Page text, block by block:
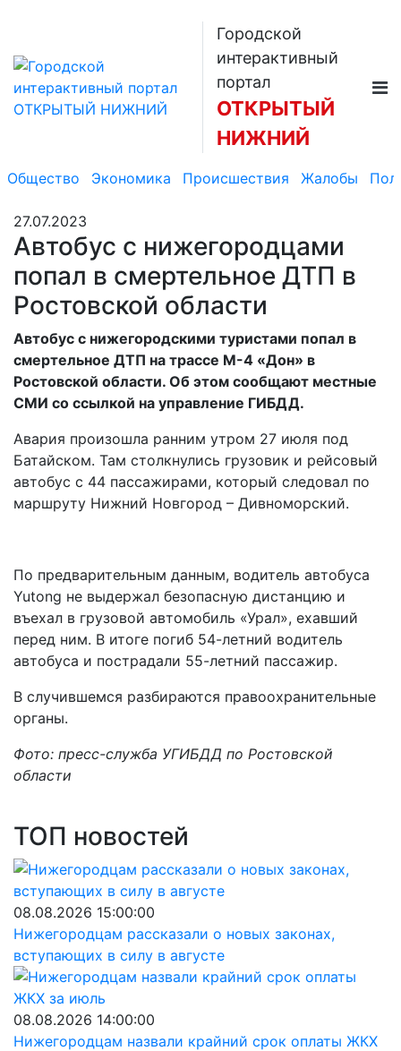
Городской
интерактивный
портал
ОТКРЫТЫЙ
НИЖНИЙ
Общество Экономика Происшествия Жалобы
27.07.2023
Автобус с нижегородцами
попал в смертельное ДТП в
Ростовской области
Автобус с нижегородскими туристами попал в
смертельное ДТП на трассе М-4 «Дон» в
Ростовской области. Об этом сообщают местные
СМИ со ссылкой на управление ГИБДД.
Авария произошла ранним утром 27 июля под
Батайском. Там столкнулись грузовик и рейсовый
автобус с 44 пассажирами, который следовал по
маршруту Нижний Новгород – Дивноморский.
По предварительным данным, водитель автобуса
Yutong не выдержал безопасную дистанцию и
въехал в грузовой автомобиль «Урал», ехавший
перед ним. В итоге погиб 54-летний водитель
автобуса и пострадали 55-летний пассажир.
В случившемся разбираются правоохранительные
органы.
Фото: пресс-служба УГИБДД по Ростовской
области
ТОП новостей
08.08.2026 15:00:00
Нижегородцам рассказали о новых законах,
вступающих в силу в августе
08.08.2026 14:00:00
Нижегородцам назвали крайний срок оплаты ЖКХ